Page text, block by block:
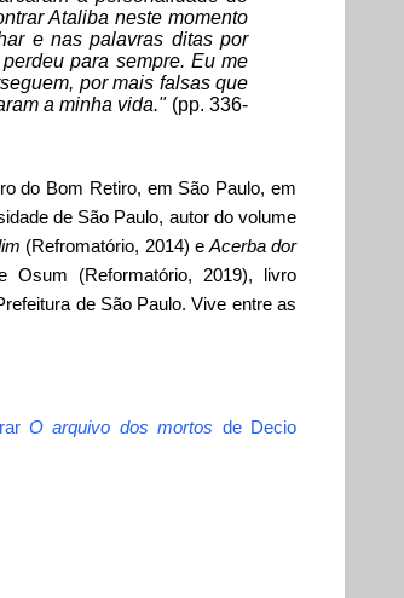
Ataliba neste momento
e nas palavras ditas por
para sempre. Eu me
por mais falsas que
a minha vida."(pp. 336-
do Bom Retiro, em São Paulo, em
de São Paulo, autor do volume
(Refromatório, 2014) e Acerba dor
Osum (Reformatório, 2019), livro
de São Paulo. Vive entre as
O arquivo dos mortos de Decio